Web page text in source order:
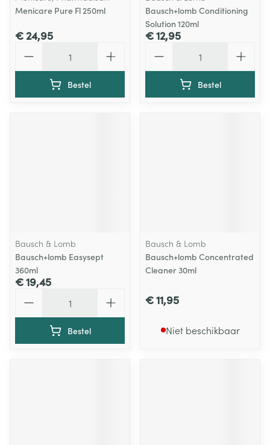
Menicare Pure Fl 250ml
€ 24,95
Bestel
Bausch+lomb Conditioning
Solution 120ml
€ 12,95
Bestel
Bausch & Lomb
Bausch+lomb Easysept
360ml
€ 19,45
Bestel
Bausch & Lomb
Bausch+lomb Concentrated
Cleaner 30ml
€ 11,95
Niet beschikbaar